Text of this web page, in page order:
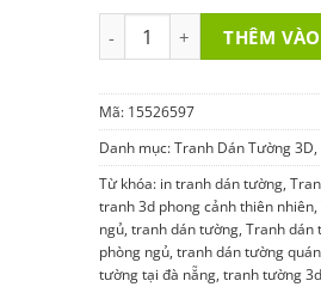
Tranh Dán Tường 3D
THÊM
Mã: 15526597
Danh mục:Tranh Dán Tường 3D,
Từ khóa: in tranh dán tường,
tranh 3d phong cảnh thiên nhiên,
ngủ, tranh dán tường, Tranh dán
phòng ngủ, tranh dán tường
tường tại đà nẵng, tranh tường 3d